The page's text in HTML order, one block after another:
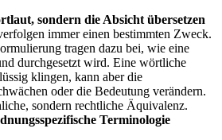
sondern die Absicht übersetzen
immer einen bestimmten Zweck.
tragen dazu bei, wie eine
durchgesetzt wird. Eine wörtliche
klingen, kann aber die
oder die Bedeutung verändern.
sondern rechtliche Äquivalenz.
Terminologie